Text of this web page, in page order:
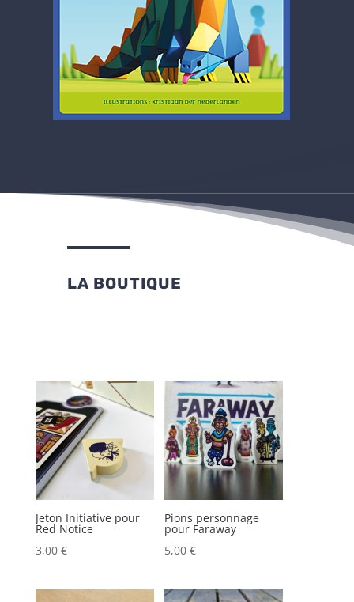
LA BOUTIQUE
Jeton Initiative pour
Red Notice
3,00 €
Pions personnage
pour Faraway
5,00 €